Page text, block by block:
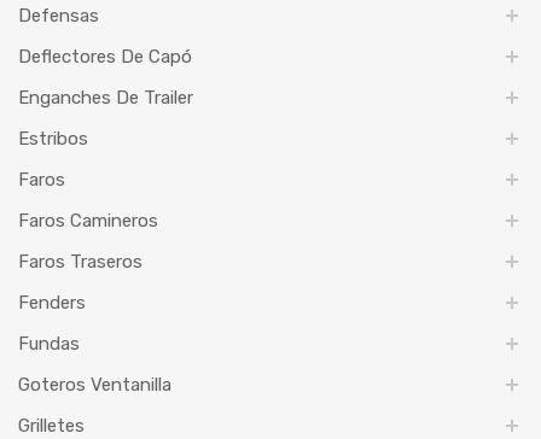
Defensas
Deflectores De Capó
Enganches De Trailer
Estribos
Faros
Faros Camineros
Faros Traseros
Fenders
Fundas
Goteros Ventanilla
Grilletes